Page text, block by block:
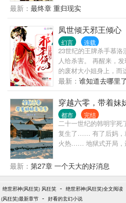
茬，对于这种人，陈平
又赌了一把，把我人生
为你能拉我走出地狱，
几层？他说:从和你在一
有你，我从没有想过离
她以后会是别人明媒正
的太阳，炽热又耀眼，
忆里笑颜如花，永远站
我的名字，后来起风了
满地落叶，还吹起无限
最新： 最终章 重归现实
凤世倾天邪王倾心
幻言 连载
23世纪的王牌杀手慕洛
人给杀害。 再醒来，
的废材大小姐身上，而
所谓的亲人给害死的。
娘，手撕姐妹，狂虐渣
命，佛挡杀佛，鬼挡灭
全修合系坐拥四大神兽
过她现在得惊天容貌吧
溪看着某人那引人犯罪
不知自己竟对慕洛溪一
不忘，是什么让慕洛溪
最新： 谁知道去哪里了
穿越六零，带着妹
都市 完结
二十一世纪的韩明宇
复生了…… 有了后妈，
火热…… 地狱式开局，
最新： 第27章 一个天大的好消息
绝世邪神(风狂笑) 风狂笑 - 绝世邪神(风狂笑)全文阅读
(风狂笑)最新章节 - 好看的玄幻小说